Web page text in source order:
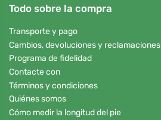
Todo sobre la compra
Transporte y pago
Cambios, devoluciones y reclamaciones
Programa de fidelidad
Contacte con
Términos y condiciones
Quiénes somos
Cómo medir la longitud del pie